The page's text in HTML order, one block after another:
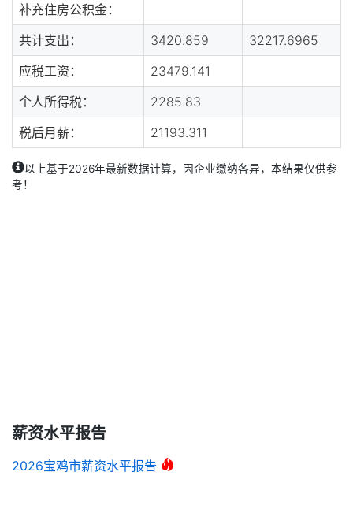
补充住房公积金：
共计支出：
3420.859
32217.6965
应税工资：
23479.141
个人所得税：
2285.83
税后月薪：
21193.311
以上基于2026年最新数据计算，因企业缴纳各异，本结果仅供参
考！
薪资水平报告
2026宝鸡市薪资水平报告